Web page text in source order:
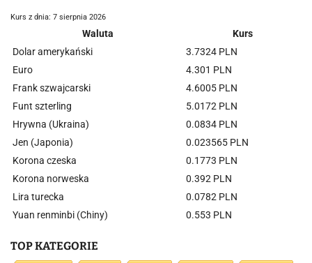
Kurs z dnia: 7 sierpnia 2026
Waluta
Kurs
Dolar amerykański
3.7324 PLN
Euro
4.301 PLN
Frank szwajcarski
4.6005 PLN
Funt szterling
5.0172 PLN
Hrywna (Ukraina)
0.0834 PLN
Jen (Japonia)
0.023565 PLN
Korona czeska
0.1773 PLN
Korona norweska
0.392 PLN
Lira turecka
0.0782 PLN
Yuan renminbi (Chiny)
0.553 PLN
TOP KATEGORIE